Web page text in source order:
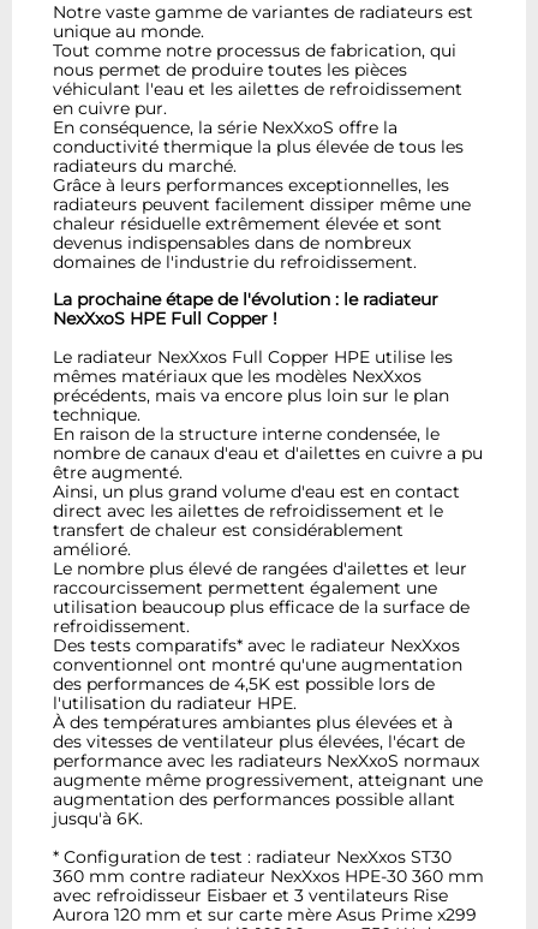
Notre vaste gamme de variantes de radiateurs est
unique au monde.
Tout comme notre processus de fabrication, qui
nous permet de produire toutes les pièces
véhiculant l'eau et les ailettes de refroidissement
en cuivre pur.
En conséquence, la série NexXxoS offre la
conductivité thermique la plus élevée de tous les
radiateurs du marché.
Grâce à leurs performances exceptionnelles, les
radiateurs peuvent facilement dissiper même une
chaleur résiduelle extrêmement élevée et sont
devenus indispensables dans de nombreux
domaines de l'industrie du refroidissement.
La prochaine étape de l'évolution : le radiateur
NexXxoS HPE Full Copper !
Le radiateur NexXxos Full Copper HPE utilise les
mêmes matériaux que les modèles NexXxos
précédents, mais va encore plus loin sur le plan
technique.
En raison de la structure interne condensée, le
nombre de canaux d'eau et d'ailettes en cuivre a pu
être augmenté.
Ainsi, un plus grand volume d'eau est en contact
direct avec les ailettes de refroidissement et le
transfert de chaleur est considérablement
amélioré.
Le nombre plus élevé de rangées d'ailettes et leur
raccourcissement permettent également une
utilisation beaucoup plus efficace de la surface de
refroidissement.
Des tests comparatifs* avec le radiateur NexXxos
conventionnel ont montré qu'une augmentation
des performances de 4,5K est possible lors de
l'utilisation du radiateur HPE.
À des températures ambiantes plus élevées et à
des vitesses de ventilateur plus élevées, l'écart de
performance avec les radiateurs NexXxoS normaux
augmente même progressivement, atteignant une
augmentation des performances possible allant
jusqu'à 6K.
* Configuration de test : radiateur NexXxos ST30
360 mm contre radiateur NexXxos HPE-30 360 mm
avec refroidisseur Eisbaer et 3 ventilateurs Rise
Aurora 120 mm et sur carte mère Asus Prime x299